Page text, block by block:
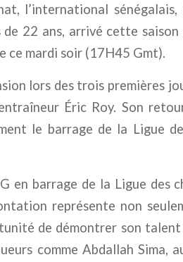
l’international
22 ans, arrivé cette saison
ce mardi soir (17H45 Gmt).
lors des trois premières
Éric Roy. Son
le barrage de la Ligue
en barrage de la Ligue des
représente non
de démontrer son
comme Abdallah Sima,